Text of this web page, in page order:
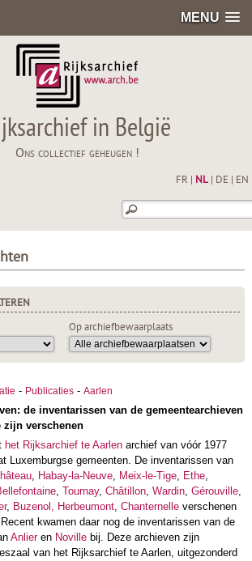
MENU
in België
Ons collectief geheugen !
FR NL| DE EN
Op archiefbewaarplaats
- Publicaties- Aarlen
de inventarissen van de gemeentearchieven
zijn verschenen
het Rijksarchief te Aarlenarchief van vóór 1977
Luxemburgse gemeenten. De inventarissen van
, Habay-la-Neuve, Meix-le-Tige, Ethe,
, Tournay, Châtillon, Wardin, Gérouville,
, Buzenol, Herbeumont, Chanternelleverschenen
kwamen daar nog de inventarissen van de
Anlieren Novillebij. Deze archieven zijn
van het Rijksarchief te Aarlen, uitgezonderd